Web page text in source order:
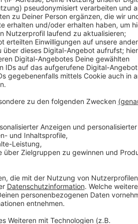
Montag, 09.09.2019 13:14
zum 365-Euro-Ticket
scheint sich das Interesse an einem